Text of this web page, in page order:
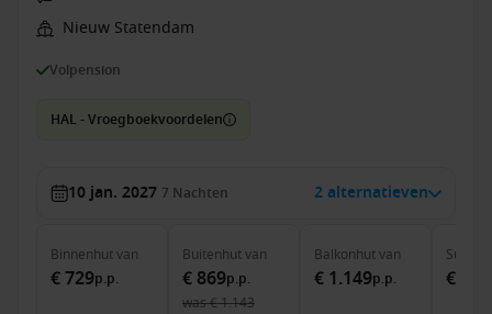
Nieuw Statendam
Volpension
HAL - Vroegboekvoordelen
10 jan. 2027 7 Nachten 2 alternatieven
Binnenhutvan
€ 729p.p.
Buitenhutvan
€ 869p.p.
was€ 1.143
Balkonhutvan
€ 1.149p.p.
Suite
€